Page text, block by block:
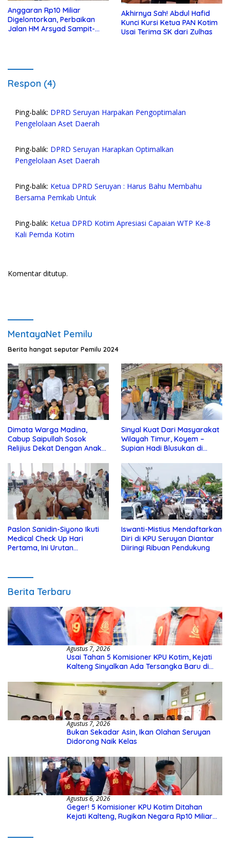
Anggaran Rp10 Miliar
Digelontorkan, Perbaikan
Jalan HM Arsyad Sampit-
Akhirnya Sah! Abdul Hafid
Kunci Kursi Ketua PAN Kotim
Usai Terima SK dari Zulhas
Respon (4)
Ping-balik: DPRD Seruyan Harpakan Pengoptimalan
Pengelolaan Aset Daerah
Ping-balik: DPRD Seruyan Harapkan Optimalkan
Pengelolaan Aset Daerah
Ping-balik: Ketua DPRD Seruyan : Harus Bahu Membahu
Bersama Pemkab Untuk
Ping-balik: Ketua DPRD Kotim Apresiasi Capaian WTP Ke-8
Kali Pemda Kotim
Komentar ditutup.
MentayaNet Pemilu
Berita hangat seputar Pemilu 2024
Dimata Warga Madina,
Cabup Saipullah Sosok
Relijius Dekat Dengan Anak
Sinyal Kuat Dari Masyarakat
Wilayah Timur, Koyem –
Supian Hadi Blusukan di
Paslon Sanidin-Siyono Ikuti
Medical Check Up Hari
Pertama, Ini Urutan
Iswanti-Mistius Mendaftarkan
Diri di KPU Seruyan Diantar
Diiringi Ribuan Pendukung
Berita Terbaru
Agustus 7, 2026
Usai Tahan 5 Komisioner KPU Kotim, Kejati
Kalteng Sinyalkan Ada Tersangka Baru di
Agustus 7, 2026
Bukan Sekadar Asin, Ikan Olahan Seruyan
Didorong Naik Kelas
Agustus 6, 2026
Geger! 5 Komisioner KPU Kotim Ditahan
Kejati Kalteng, Rugikan Negara Rp10 Miliar